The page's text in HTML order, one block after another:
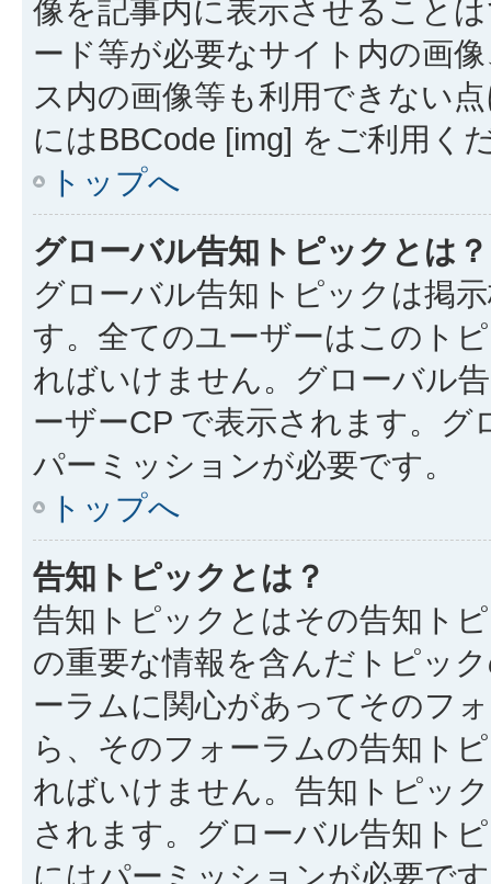
像を記事内に表示させること
ード等が必要なサイト内の画
ス内の画像等も利用できない
にはBBCode [img] をご利用く
トップへ
グローバル告知トピックとは？
グローバル告知トピックは掲
す。全てのユーザーはこのト
ればいけません。グローバル
ーザーCP で表示されます。
パーミッションが必要です。
トップへ
告知トピックとは？
告知トピックとはその告知ト
の重要な情報を含んだトピッ
ーラムに関心があってそのフ
ら、そのフォーラムの告知ト
ればいけません。告知トピッ
されます。グローバル告知ト
にはパーミッションが必要で